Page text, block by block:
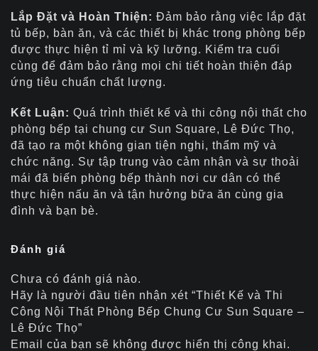
Lắp Đặt và Hoàn Thiện: Đảm bảo rằng việc lắp đặt
tủ bếp, bàn ăn, và các thiết bị khác trong phòng bếp
được thực hiện tỉ mỉ và kỹ lưỡng. Kiểm tra cuối
cùng để đảm bảo rằng mọi chi tiết hoàn thiện đáp
ứng tiêu chuẩn chất lượng.
Kết Luận: Quá trình thiết kế và thi công nội thất cho
phòng bếp tại chung cư Sun Square, Lê Đức Thọ,
đã tạo ra một không gian tiện nghi, thẩm mỹ và
chức năng. Sự tập trung vào cảm nhận và sự thoải
mái đã biến phòng bếp thành nơi cư dân có thể
thực hiện nấu ăn và tận hưởng bữa ăn cùng gia
đình và bạn bè.
Đánh giá
Chưa có đánh giá nào.
Hãy là người đầu tiên nhận xét “Thiết Kế và Thi
Công Nội Thất Phòng Bếp Chung Cư Sun Square –
Lê Đức Thọ”
Email của bạn sẽ không được hiển thị công khai.